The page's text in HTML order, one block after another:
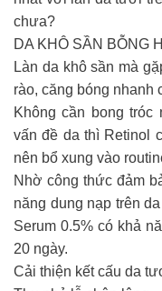
chưa?
DA KHÔ SẦN BỖNG
Làn da khô sần mà
rào, căng bóng nhanh
Không cần bong
vấn đề da thì Retinol
nên bổ xung vào
Nhờ công thức đảm
năng dung nạp trên
Serum 0.5% có khả
20 ngày.
Cải thiện kết cấu da